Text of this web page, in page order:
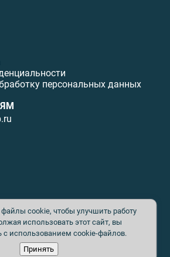
персональных данных
защищены. Перепечатка материалов
только с письменного разрешения. При
обязательна. Редакция не
содержание рекламных материалов. Все
услуги имеют необходимые сертификаты и
материалов без письменного согласия
cookie, чтобы улучшить работу
использовать этот сайт, вы
с использованием cookie-файлов.
Принять